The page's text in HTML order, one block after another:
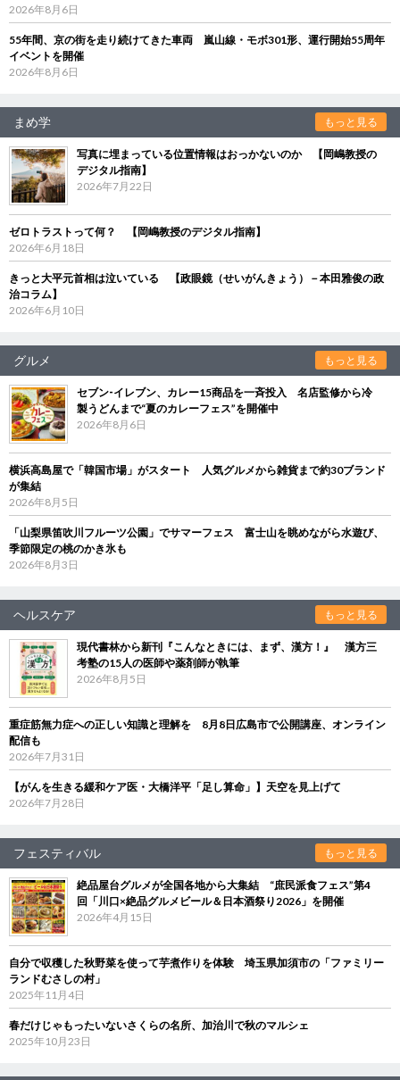
2026年8月6日
55年間、京の街を走り続けてきた車両 嵐山線・モボ301形、運行開始55周年
イベントを開催
2026年8月6日
まめ学 もっと見る
写真に埋まっている位置情報はおっかないのか 【岡嶋教授の
デジタル指南】
2026年7月22日
ゼロトラストって何？ 【岡嶋教授のデジタル指南】
2026年6月18日
きっと大平元首相は泣いている 【政眼鏡（せいがんきょう）－本田雅俊の政
治コラム】
2026年6月10日
グルメ もっと見る
セブン‐イレブン、カレー15商品を一斉投入 名店監修から冷
製うどんまで“夏のカレーフェス”を開催中
2026年8月6日
横浜高島屋で「韓国市場」がスタート 人気グルメから雑貨まで約30ブランド
が集結
2026年8月5日
「山梨県笛吹川フルーツ公園」でサマーフェス 富士山を眺めながら水遊び、
季節限定の桃のかき氷も
2026年8月3日
ヘルスケア もっと見る
現代書林から新刊『こんなときには、まず、漢方！』 漢方三
考塾の15人の医師や薬剤師が執筆
2026年8月5日
重症筋無力症への正しい知識と理解を 8月8日広島市で公開講座、オンライン
配信も
2026年7月31日
【がんを生きる緩和ケア医・大橋洋平「足し算命」】天空を見上げて
2026年7月28日
フェスティバル もっと見る
絶品屋台グルメが全国各地から大集結 “庶民派食フェス”第4
回「川口×絶品グルメビール＆日本酒祭り2026」を開催
2026年4月15日
自分で収穫した秋野菜を使って芋煮作りを体験 埼玉県加須市の「ファミリー
ランドむさしの村」
2025年11月4日
春だけじゃもったいないさくらの名所、加治川で秋のマルシェ
2025年10月23日